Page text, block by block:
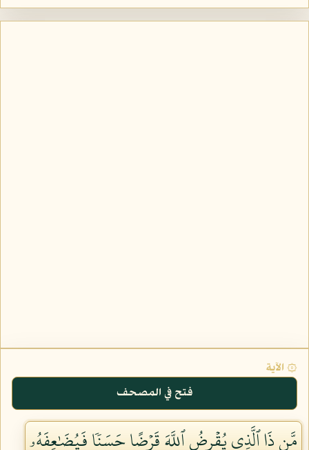
۞ الآية
فتح في المصحف
مَّن ذَا ٱلَّذِي يُقۡرِضُ ٱللَّهَ قَرۡضًا حَسَنٗا فَيُضَٰعِفَهُۥ